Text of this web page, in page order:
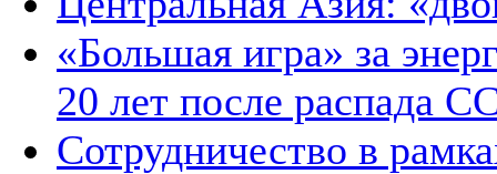
«Большая игра» за
20 лет после распада
Сотрудничество в